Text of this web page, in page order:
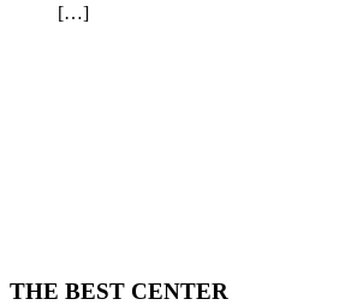
[…]
THE BEST CENTER